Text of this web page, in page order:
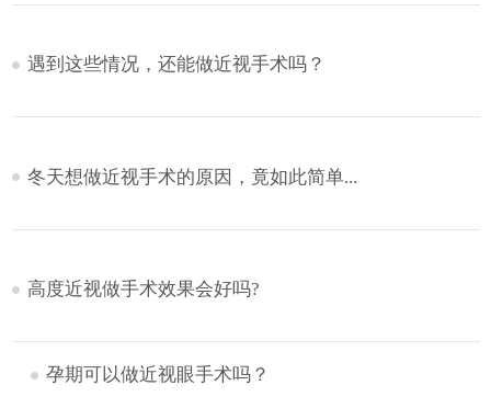
遇到这些情况，还能做近视手术吗？
冬天想做近视手术的原因，竟如此简单...
高度近视做手术效果会好吗?
孕期可以做近视眼手术吗？